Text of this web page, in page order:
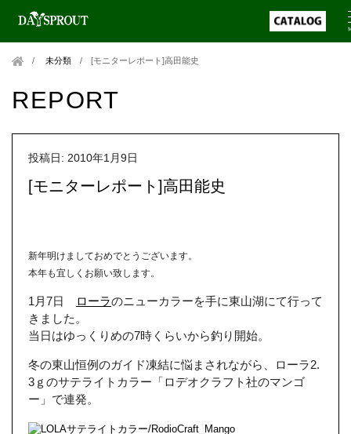
未分類 /[モニターレポート]高田能史
REPORT
投稿日: 2010年1月9日
[モニターレポート]高田能史
新年明けましておめでとうございます。
本年も宜しくお願い致します。
1月7日 ローラのニューカラーを手に東山湖にて行って
きました。
当日はゆっくりめの7時くらいから釣り開始。
冬の東山恒例のガイド凍結に悩まされながら、ローラ2.
3ｇのサテライトカラー「ロデオクラフト社のマンゴ
ー」で連発。